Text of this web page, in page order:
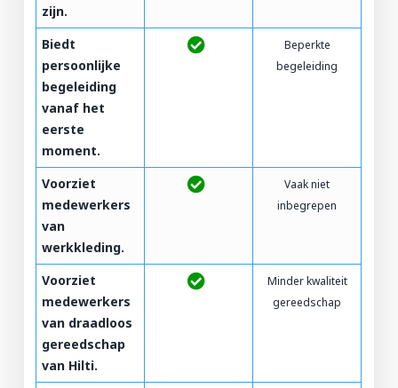
zijn.
Biedt
persoonlijke
begeleiding
vanaf het
eerste
moment.
Beperkte
begeleiding
Voorziet
medewerkers
van
werkkleding.
Vaak niet
inbegrepen
Voorziet
medewerkers
van draadloos
gereedschap
van Hilti.
Minder kwaliteit
gereedschap